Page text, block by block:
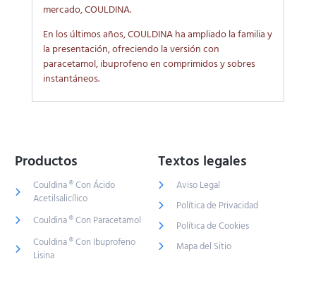
mercado, COULDINA.
En los últimos años, COULDINA ha ampliado la familia y
la presentación, ofreciendo la versión con
paracetamol, ibuprofeno en comprimidos y sobres
instantáneos.
Productos
Couldina ® Con Ácido
Acetilsalicílico
Couldina ® Con Paracetamol
Couldina ® Con Ibuprofeno
Lisina
Textos legales
Aviso Legal
Política de Privacidad
Política de Cookies
Mapa del Sitio